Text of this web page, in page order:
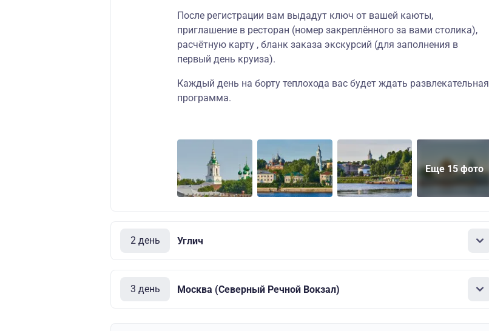
После регистрации вам выдадут ключ от вашей каюты,
приглашение в ресторан (номер закреплённого за вами столика),
расчётную карту , бланк заказа экскурсий (для заполнения в
первый день круиза).
Каждый день на борту теплохода вас будет ждать развлекательная
программа.
Еще 15 фото
2 день Углич
3 день Москва (Северный Речной Вокзал)